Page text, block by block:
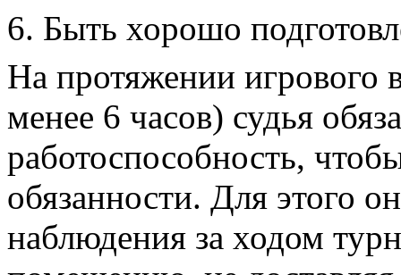
6. Быть хорошо
На протяжении игрового
менее 6 часов) судья
работоспособность,
обязанности. Для этого
наблюдения за ходом